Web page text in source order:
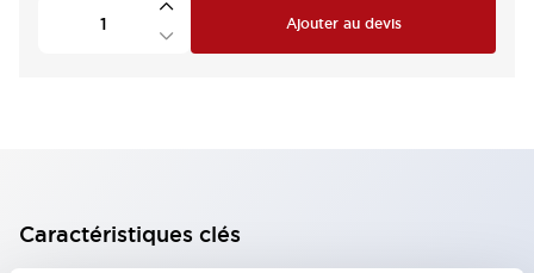
Ajouter au devis
Caractéristiques clés